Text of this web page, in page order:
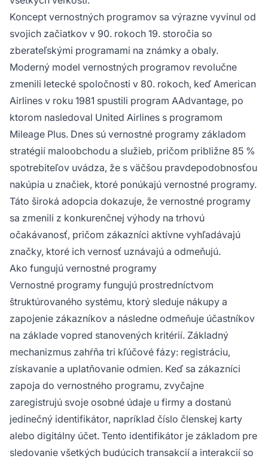
Koncept vernostných programov sa výrazne vyvinul od
svojich začiatkov v 90. rokoch 19. storočia so
zberateľskými programami na známky a obaly.
Moderný model vernostných programov revolučne
zmenili letecké spoločnosti v 80. rokoch, keď American
Airlines v roku 1981 spustili program AAdvantage, po
ktorom nasledoval United Airlines s programom
Mileage Plus. Dnes sú vernostné programy základom
stratégií maloobchodu a služieb, pričom približne 85 %
spotrebiteľov uvádza, že s väčšou pravdepodobnosťou
nakúpia u značiek, ktoré ponúkajú vernostné programy.
Táto široká adopcia dokazuje, že vernostné programy
sa zmenili z konkurenčnej výhody na trhovú
očakávanosť, pričom zákazníci aktívne vyhľadávajú
značky, ktoré ich vernosť uznávajú a odmeňujú.
Ako fungujú vernostné programy
Vernostné programy fungujú prostredníctvom
štruktúrovaného systému, ktorý sleduje nákupy a
zapojenie zákazníkov a následne odmeňuje účastníkov
na základe vopred stanovených kritérií. Základný
mechanizmus zahŕňa tri kľúčové fázy: registráciu,
získavanie a uplatňovanie odmien. Keď sa zákazníci
zapoja do vernostného programu, zvyčajne
zaregistrujú svoje osobné údaje u firmy a dostanú
jedinečný identifikátor, napríklad číslo členskej karty
alebo digitálny účet. Tento identifikátor je základom pre
sledovanie všetkých budúcich transakcií a interakcií so